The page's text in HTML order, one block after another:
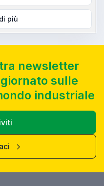
più
newsletter
sulle
industriale